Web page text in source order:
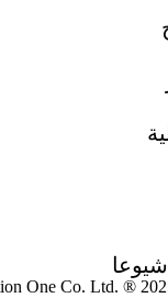
شيوعا
One Co. Ltd. ®